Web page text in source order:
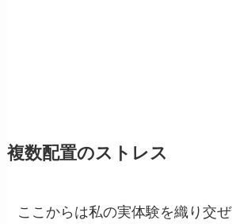
複数配置のストレス
ここからは私の実体験を織り交